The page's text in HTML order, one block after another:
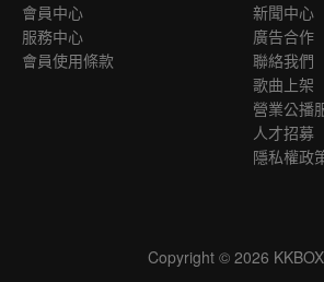
會員中心
服務中心
會員使用條款
新聞中心
廣告合作
聯絡我們
歌曲上架
營業公播
人才招募
隱私權政
Copyright © 2026